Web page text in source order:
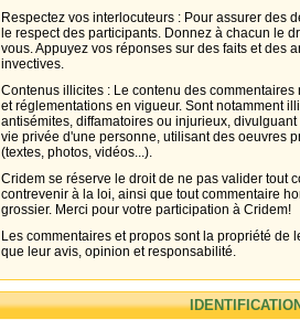
Respectez vos interlocuteurs : Pour assurer des
le respect des participants. Donnez à chacun le
vous. Appuyez vos réponses sur des faits et des
invectives.
Contenus illicites : Le contenu des
et réglementations en vigueur. Sont notamment
antisémites, diffamatoires ou injurieux,
vie privée d'une personne, utilisant des oeuvres
(textes, photos, vidéos...).
Cridem se réserve le droit de ne pas valider tout
contrevenir à la loi, ainsi que tout commentaire
grossier. Merci pour votre participation à Cridem!
Les commentaires et propos sont la propriété de
que leur avis, opinion et responsabilité.